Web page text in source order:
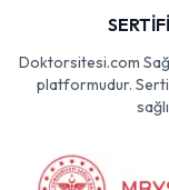
Doktorsitesi.com
platformudur.